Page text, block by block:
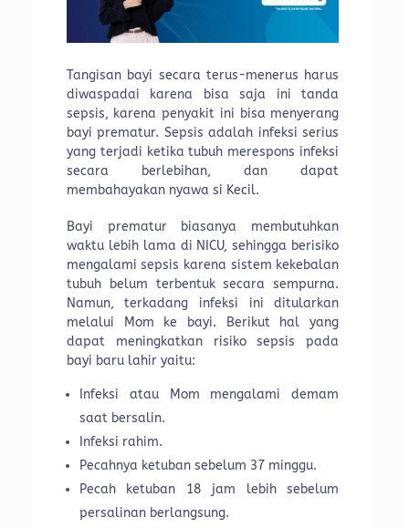
Tangisan bayi secara terus-menerus harus
diwaspadai karena bisa saja ini tanda
sepsis, karena penyakit ini bisa menyerang
bayi prematur. Sepsis adalah infeksi serius
yang terjadi ketika tubuh merespons infeksi
secara berlebihan, dan dapat
membahayakan nyawa si Kecil.
Bayi prematur biasanya membutuhkan
waktu lebih lama di NICU, sehingga berisiko
mengalami sepsis karena sistem kekebalan
tubuh belum terbentuk secara sempurna.
Namun, terkadang infeksi ini ditularkan
melalui Mom ke bayi. Berikut hal yang
dapat meningkatkan risiko sepsis pada
bayi baru lahir yaitu:
Infeksi atau Mom mengalami demam
saat bersalin.
Infeksi rahim.
Pecahnya ketuban sebelum 37 minggu.
Pecah ketuban 18 jam lebih sebelum
persalinan berlangsung.